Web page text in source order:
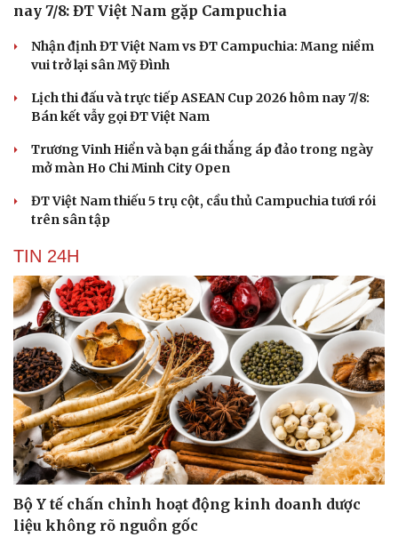
nay 7/8: ĐT Việt Nam gặp Campuchia
Nhận định ĐT Việt Nam vs ĐT Campuchia: Mang niềm
vui trở lại sân Mỹ Đình
Lịch thi đấu và trực tiếp ASEAN Cup 2026 hôm nay 7/8:
Bán kết vẫy gọi ĐT Việt Nam
Trương Vinh Hiển và bạn gái thắng áp đảo trong ngày
mở màn Ho Chi Minh City Open
ĐT Việt Nam thiếu 5 trụ cột, cầu thủ Campuchia tươi rói
trên sân tập
TIN 24H
Bộ Y tế chấn chỉnh hoạt động kinh doanh dược
liệu không rõ nguồn gốc